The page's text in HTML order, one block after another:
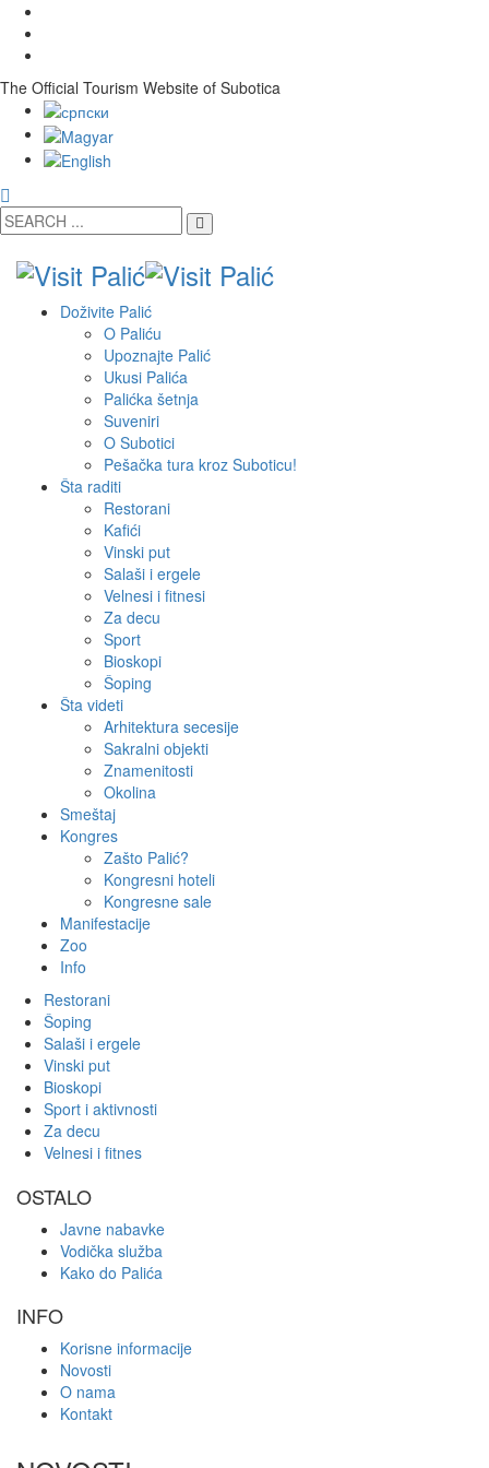
The Official Tourism Website of Subotica
Doživite Palić
O Paliću
Upoznajte Palić
Ukusi Palića
Palićka šetnja
Suveniri
O Subotici
Pešačka tura kroz Suboticu!
Šta raditi
Restorani
Kafići
Vinski put
Salaši i ergele
Velnesi i fitnesi
Za decu
Sport
Bioskopi
Šoping
Šta videti
Arhitektura secesije
Sakralni objekti
Znamenitosti
Okolina
Smeštaj
Kongres
Zašto Palić?
Kongresni hoteli
Kongresne sale
Manifestacije
Zoo
Info
Restorani
Šoping
Salaši i ergele
Vinski put
Bioskopi
Sport i aktivnosti
Za decu
Velnesi i fitnes
OSTALO
Javne nabavke
Vodička služba
Kako do Palića
INFO
Korisne informacije
Novosti
O nama
Kontakt